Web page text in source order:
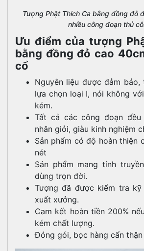
Tượng Phật Thích Ca bằng đồng đỏ
nhiều công đoạn thủ
Ưu điểm của tượng
bằng đồng đỏ cao
cổ
Nguyên liệu được đảm
lựa chọn loại I, nói không
kém.
Tất cả các công đoạn
nhân giỏi, giàu kinh nghiệm
Sản phẩm có độ hoàn thiện
nét
Sản phẩm mang tính
dùng trọn đời.
Tượng đã được kiểm tra
xuất xưởng.
Cam kết hoàn tiền 200%
kém chất lượng.
Đóng gói, bọc hàng cẩn